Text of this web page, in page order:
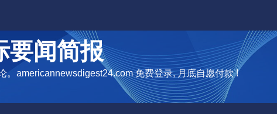
要闻简报
。americannewsdigest24.com 免费登录, 月底自愿付款 !